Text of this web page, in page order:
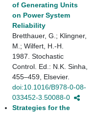
of Generating Units
on Power System
Reliability
Bretthauer, G.; Klingner,
M.; Wilfert, H.-H.
1987. Stochastic
Control. Ed.: N.K. Sinha,
455–459, Elsevier.
doi:10.1016/B978-0-08-
033452-3.50088-0
Strategies for the